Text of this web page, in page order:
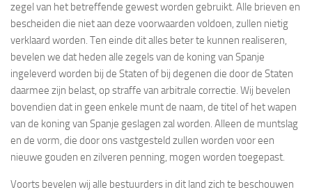
zegel van het betreffende gewest worden gebruikt. Alle brieven en
bescheiden die niet aan deze voorwaarden voldoen, zullen nietig
verklaard worden. Ten einde dit alles beter te kunnen realiseren,
bevelen we dat heden alle zegels van de koning van Spanje
ingeleverd worden bij de Staten of bij degenen die door de Staten
daarmee zijn belast, op straffe van arbitrale correctie. Wij bevelen
bovendien dat in geen enkele munt de naam, de titel of het wapen
van de koning van Spanje geslagen zal worden. Alleen de muntslag
en de vorm, die door ons vastgesteld zullen worden voor een
nieuwe gouden en zilveren penning, mogen worden toegepast.
Voorts bevelen wij alle bestuurders in dit land zich te beschouwen